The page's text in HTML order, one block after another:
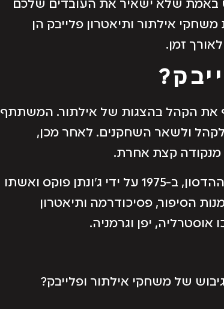
באמת שלא ישאיר את העובדים שלכם
אילתור ותיאטרון פלייבק הן
זמן.
את הקהל בהצגות של אילתור. המשתתף
ולשאר השחקנים. לאחר מכן,
מנקודה קצת אחרת.
הצגות הפלייבק הראשונות נוסדו בעמק נהר ההדסון, ב-1975 על ידי ג’ונתן פוקס ואשתו
הסיפור, פסיכודרמה ותיאטרון
אוסטרליה, יפן וגרמניה.
של משחקי אילתור ופלייבק?